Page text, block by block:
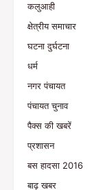
कलुआही
क्षेत्रीय समाचार
घटना दुर्घटना
धर्म
नगर पंचायत
पंचायत चुनाव
पैक्स की खबरें
प्रशासन
बस हादसा 2016
बाढ़ खबर